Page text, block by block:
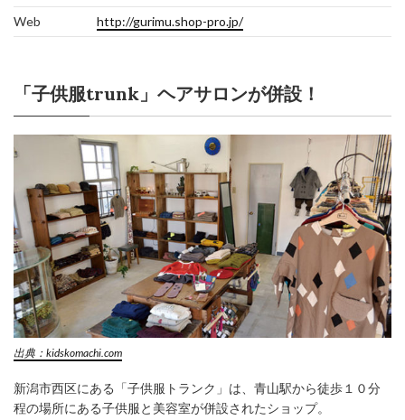
Web
http://gurimu.shop-pro.jp/
「子供服trunk」ヘアサロンが併設！
出典：kidskomachi.com
新潟市西区にある「子供服トランク」は、青山駅から徒歩１０分
程の場所にある子供服と美容室が併設されたショップ。